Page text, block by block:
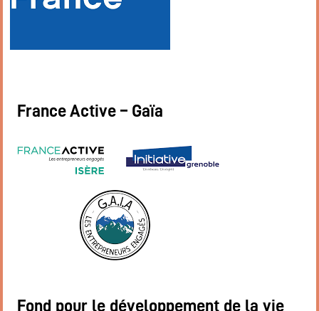
France Active – Gaïa
Fond pour le développement de la vie